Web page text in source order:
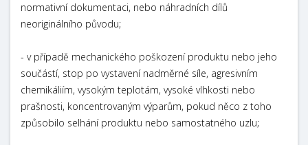
normativní dokumentaci, nebo náhradních dílů
neoriginálního původu;
- v případě mechanického poškození produktu nebo jeho
součástí, stop po vystavení nadměrné síle, agresivním
chemikáliím, vysokým teplotám, vysoké vlhkosti nebo
prašnosti, koncentrovaným výparům, pokud něco z toho
způsobilo selhání produktu nebo samostatného uzlu;